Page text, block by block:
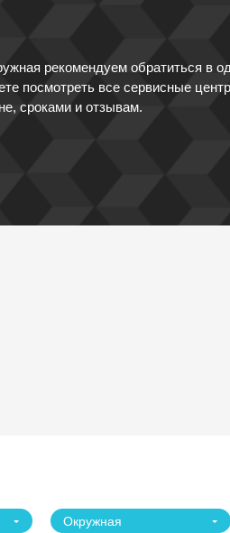
рекомендуем обратиться в
посмотреть все сервисные
сроками и отзывам.
Окружная